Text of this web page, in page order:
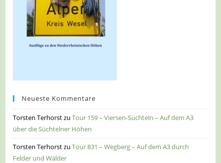
Neueste Kommentare
Torsten TerhorstzuTour 159 – Viersen-Süchteln – Auf dem A3
über die Süchtelner Höhen
Torsten TerhorstzuTour 831 – Wegberg – Auf dem A3 durch
Felder und Wälder